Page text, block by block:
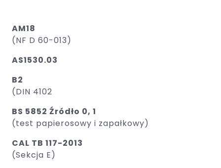
AM18
(NF D 60-013)
AS1530.03
B2
(DIN 4102
BS 5852 Źródło 0, 1
(test papierosowy i zapałkowy) ​
CAL TB 117-2013
(Sekcja E)